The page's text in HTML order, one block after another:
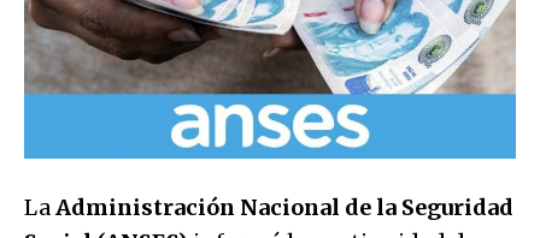
LaAdministración Nacional de la Seguridad